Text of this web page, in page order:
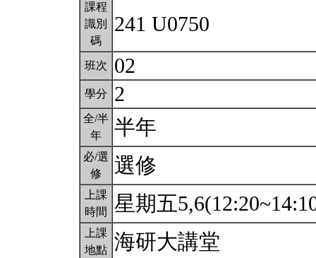
課程
識別
碼
241 U0750
班次 02
學分 2
全/半
年
半年
必/選
修
選修
上課
時間
星期五
上課
地點 海研大講堂